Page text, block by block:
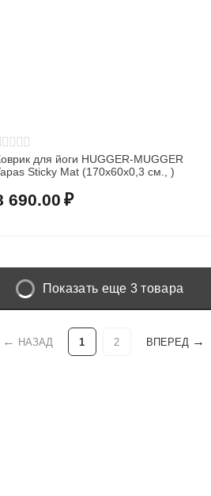
для йоги HUGGER-MUGGER
Sticky Mat (170x60x0,3 см., )
690.00 ₽
Показать еще 3 товара
НАЗАД 1 2 ВПЕРЕД